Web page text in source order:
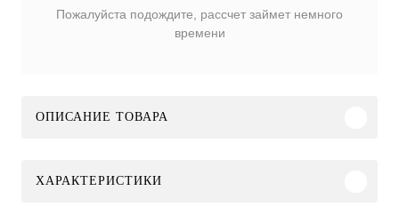
Пожалуйста подождите, рассчет займет немного
времени
ОПИСАНИЕ ТОВАРА
ХАРАКТЕРИСТИКИ